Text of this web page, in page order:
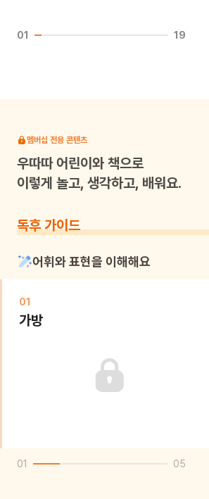
01 19
멤버십 전용 콘텐츠
우따따어린이와 책으로
이렇게 놀고, 생각하고, 배워요.
독후 가이드
어휘와 표현을 이해해요
01
가방
01 05